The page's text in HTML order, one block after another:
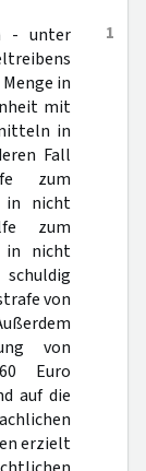
1
- unter
in
mit
in
Fall
zum
in nicht
zum
in nicht
von
von
Euro
auf die
erzielt